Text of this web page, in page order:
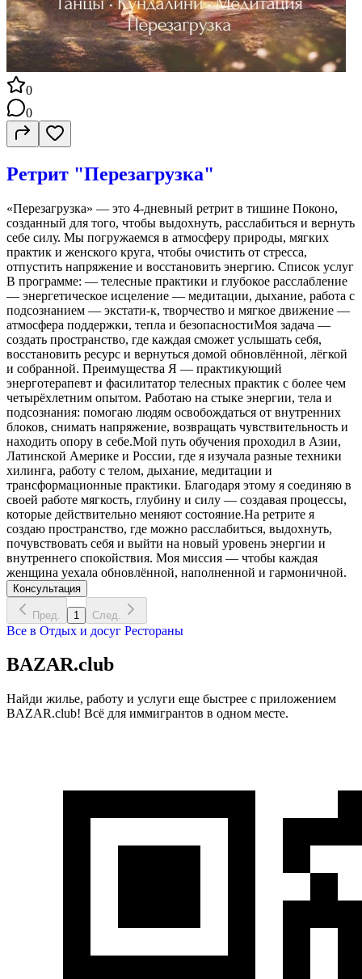
0
0
Ретрит "Перезагрузка"
«Перезагрузка» — это 4-дневный ретрит в тишине Поконо,
созданный для того, чтобы выдохнуть, расслабиться и вернуть
себе силу. Мы погружаемся в атмосферу природы, мягких
практик и женского круга, чтобы очистить от стресса,
отпустить напряжение и восстановить энергию. Список услуг
В программе: — телесные практики и глубокое расслабление
— энергетическое исцеление — медитации, дыхание, работа с
подсознанием — экстати-к, творчество и мягкое движение —
атмосфера поддержки, тепла и безопасностиМоя задача —
создать пространство, где каждая сможет услышать себя,
восстановить ресурс и вернуться домой обновлённой, лёгкой
и собранной. Преимущества Я — практикующий
энерготерапевт и фасилитатор телесных практик с более чем
четырёхлетним опытом. Работаю на стыке энергии, тела и
подсознания: помогаю людям освобождаться от внутренних
блоков, снимать напряжение, возвращать чувствительность и
находить опору в себе.Мой путь обучения проходил в Азии,
Латинской Америке и России, где я изучала разные техники
хилинга, работу с телом, дыхание, медитации и
трансформационные практики. Благодаря этому я соединяю в
своей работе мягкость, глубину и силу — создавая процессы,
которые действительно меняют состояние.На ретрите я
создаю пространство, где можно расслабиться, выдохнуть,
почувствовать себя и выйти на новый уровень энергии и
внутреннего спокойствия. Моя миссия — чтобы каждая
женщина уехала обновлённой, наполненной и гармоничной.
Консультация
Пред. 1 След.
Все в Отдых и досуг Рестораны
BAZAR.club
Найди жилье, работу и услуги еще быстрее с приложением
BAZAR.club! Всё для иммигрантов в одном месте.